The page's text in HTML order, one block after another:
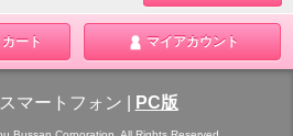
カート マイアカウント
スマートフォン PC版